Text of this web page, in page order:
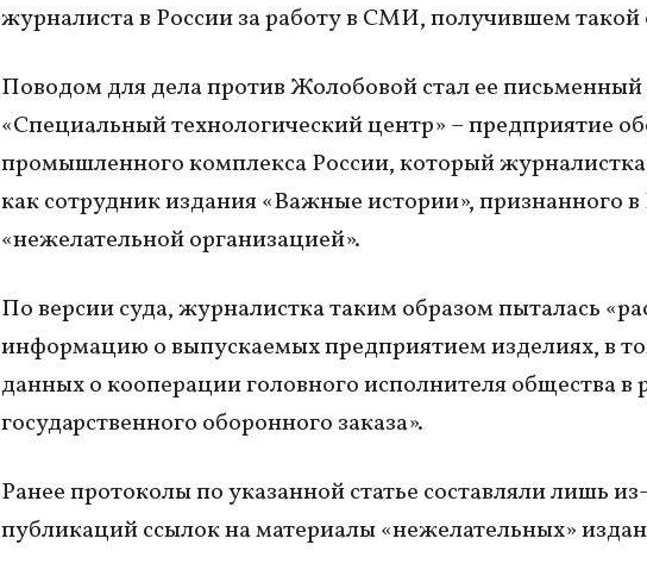
журналиста в России за работу в СМИ, получившем такой
Поводом для дела против Жолобовой стал ее письменный
«Специальный технологический центр» – предприятие
промышленного комплекса России, который журналистка
как сотрудник издания «Важные истории», признанного в
«нежелательной организацией».
По версии суда, журналистка таким образом пыталась
информацию о выпускаемых предприятием изделиях, в
данных о кооперации головного исполнителя общества в
государственного оборонного заказа».
Ранее протоколы по указанной статье составляли лишь
публикаций ссылок на материалы «нежелательных»